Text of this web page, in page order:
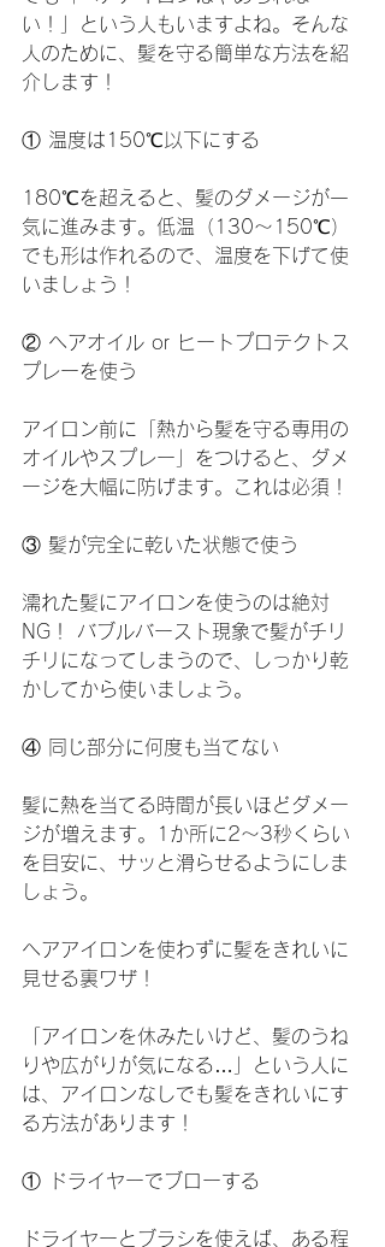
い！」という人もいますよね。そんな
人のために、髪を守る簡単な方法を紹
介します！
① 温度は150℃以下にする
180℃を超えると、髪のダメージが一
気に進みます。低温（130～150℃）
でも形は作れるので、温度を下げて使
いましょう！
② ヘアオイル or ヒートプロテクトス
プレーを使う
アイロン前に「熱から髪を守る専用の
オイルやスプレー」をつけると、ダメ
ージを大幅に防げます。これは必須！
③ 髪が完全に乾いた状態で使う
濡れた髪にアイロンを使うのは絶対
NG！ バブルバースト現象で髪がチリ
チリになってしまうので、しっかり乾
かしてから使いましょう。
④ 同じ部分に何度も当てない
髪に熱を当てる時間が長いほどダメー
ジが増えます。1か所に2～3秒くらい
を目安に、サッと滑らせるようにしま
しょう。
ヘアアイロンを使わずに髪をきれいに
見せる裏ワザ！
「アイロンを休みたいけど、髪のうね
りや広がりが気になる…」という人に
は、アイロンなしでも髪をきれいにす
る方法があります！
① ドライヤーでブローする
ドライヤーとブラシを使えば、ある程